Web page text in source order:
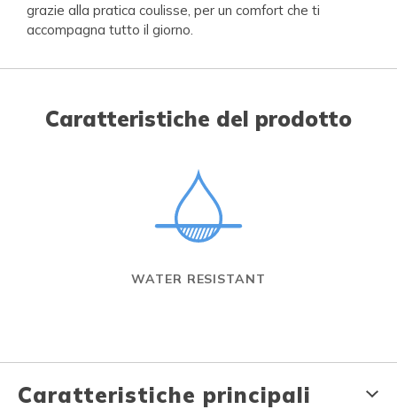
grazie alla pratica coulisse, per un comfort che ti
accompagna tutto il giorno.
Caratteristiche del prodotto
WATER RESISTANT
Caratteristiche principali